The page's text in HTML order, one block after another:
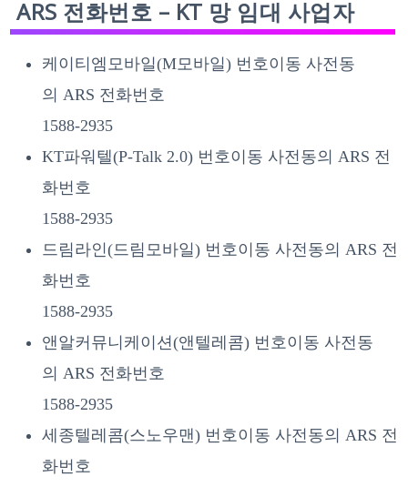
ARS 전화번호 – KT 망 임대 사업자
케이티엠모바일(M모바일) 번호이동 사전동
의 ARS 전화번호
1588-2935
KT파워텔(P-Talk 2.0) 번호이동 사전동의 ARS 전
화번호
1588-2935
드림라인(드림모바일) 번호이동 사전동의 ARS 전
화번호
1588-2935
앤알커뮤니케이션(앤텔레콤) 번호이동 사전동
의 ARS 전화번호
1588-2935
세종텔레콤(스노우맨) 번호이동 사전동의 ARS 전
화번호